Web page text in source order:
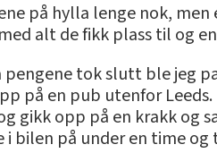
på hylla lenge nok,
alt de fikk plass til og
pengene tok slutt ble jeg
på en pub utenfor
gikk opp på en krakk og
bilen på under en time og